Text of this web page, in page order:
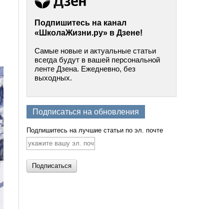
Подпишитесь на канал
«ШколаЖизни.ру» в Дзене!
Самые новые и актуальные статьи
всегда будут в вашей персональной
ленте Дзена. Ежедневно, без
выходных.
Подписаться на обновления
Подпишитесь на лучшие статьи по эл. почте